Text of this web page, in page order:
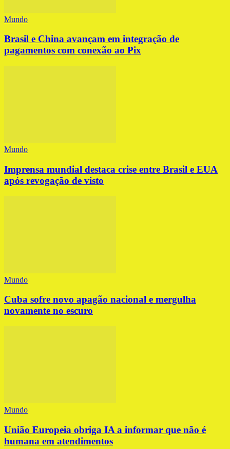
Mundo
Brasil e China avançam em integração de
pagamentos com conexão ao Pix
Mundo
Imprensa mundial destaca crise entre Brasil e EUA
após revogação de visto
Mundo
Cuba sofre novo apagão nacional e mergulha
novamente no escuro
Mundo
União Europeia obriga IA a informar que não é
humana em atendimentos